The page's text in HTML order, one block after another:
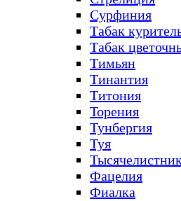
Сурфиния
Табак
Табак
Тимьян
Тинантия
Титония
Торения
Тунбергия
Туя
Фацелия
Фиалка